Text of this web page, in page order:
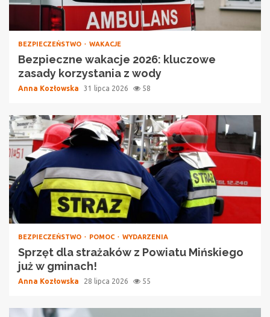
BEZPIECZEŃSTWO WAKACJE
Bezpieczne wakacje 2026: kluczowe
zasady korzystania z wody
Anna Kozłowska 31 lipca 2026 58
BEZPIECZEŃSTWO POMOC WYDARZENIA
Sprzęt dla strażaków z Powiatu Mińskiego
już w gminach!
Anna Kozłowska 28 lipca 2026 55